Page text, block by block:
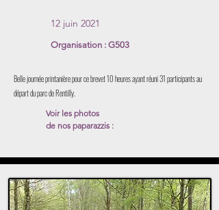
12 juin 2021
Organisation : G503
Belle journée printanière pour ce brevet 10 heures ayant réuni 31 participants au
départ du parc de Rentilly.
Voir les photos
de nos paparazzis :
Liens albums
Voir